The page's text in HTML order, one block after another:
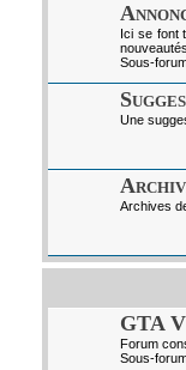
Ici se font
Sous-
Une
Archives
GTA V
Forum
Sous-